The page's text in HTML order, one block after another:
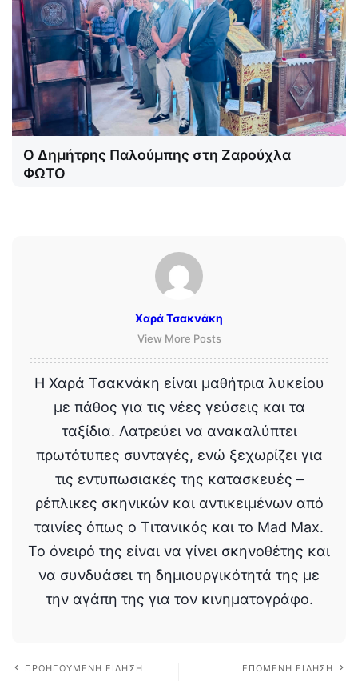
Ο Δημήτρης Παλούμπης στη Ζαρούχλα
ΦΩΤΟ
Χαρά Τσακνάκη
View More Posts
Η Χαρά Τσακνάκη είναι μαθήτρια λυκείου
με πάθος για τις νέες γεύσεις και τα
ταξίδια. Λατρεύει να ανακαλύπτει
πρωτότυπες συνταγές, ενώ ξεχωρίζει για
τις εντυπωσιακές της κατασκευές –
ρέπλικες σκηνικών και αντικειμένων από
ταινίες όπως ο Τιτανικός και το Mad Max.
Το όνειρό της είναι να γίνει σκηνοθέτης και
να συνδυάσει τη δημιουργικότητά της με
την αγάπη της για τον κινηματογράφο.
ΠΡΟΗΓΟΎΜΕΝΗ ΕΊΔΗΣΗ ΕΠΌΜΕΝΗ ΕΊΔΗΣΗ